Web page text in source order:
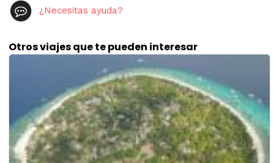
¿Necesitas ayuda?
Otros viajes que te pueden interesar